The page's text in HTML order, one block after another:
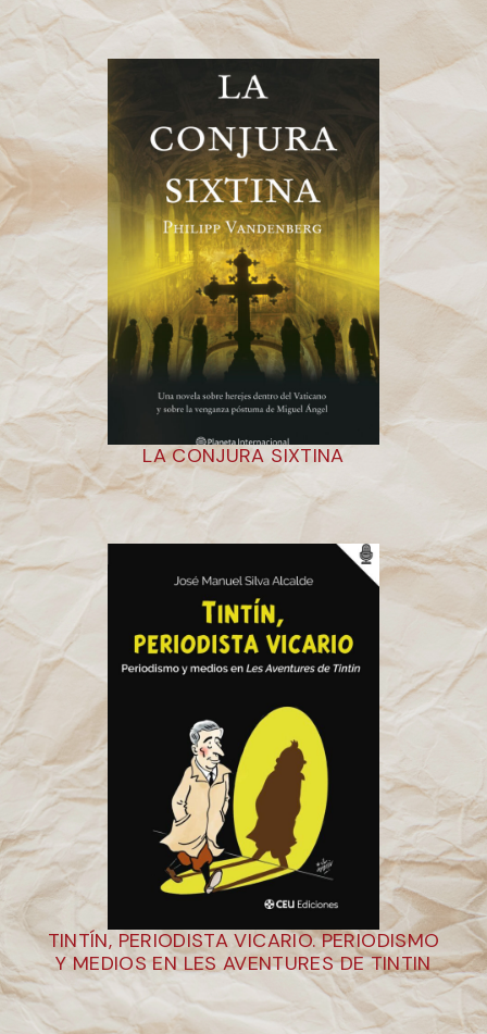
LA CONJURA SIXTINA
TINTÍN, PERIODISTA VICARIO. PERIODISMO
Y MEDIOS EN LES AVENTURES DE TINTIN